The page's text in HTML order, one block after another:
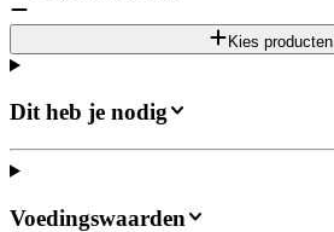
Kies producten
Dit heb je nodig
Voedingswaarden